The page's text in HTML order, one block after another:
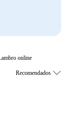
online